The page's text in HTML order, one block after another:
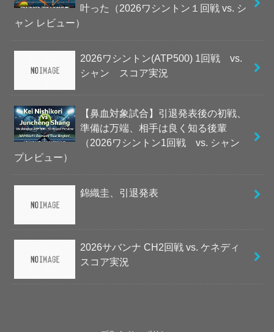
叶った（2026ワシントン１回戦 vs. シ
ャン レビュー）
2026ワシントン(ATP500) 1回戦 vs.
シャン スコア実況
【鼻血対象試合】引退発表後の初戦、
準備は万端、相手は良く知る後輩
（2026ワシントン1回戦 vs. シャン
プレビュー）
錦織圭、引退発表
2026サバンナ CH2回戦 vs. ケネディ
スコア実況